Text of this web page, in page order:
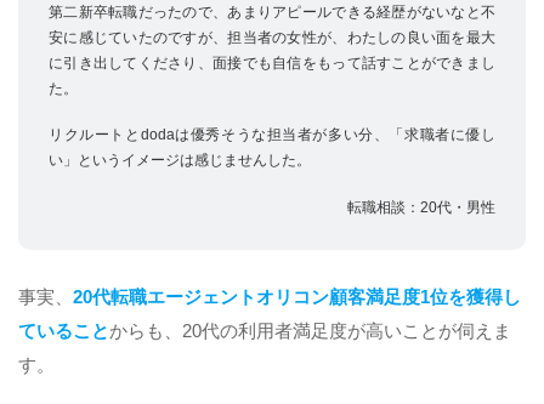
第二新卒転職だったので、あまりアピールできる経歴がないなと不
安に感じていたのですが、担当者の女性が、わたしの良い面を最大
に引き出してくださり、面接でも自信をもって話すことができまし
た。
リクルートとdodaは優秀そうな担当者が多い分、「求職者に優し
い」というイメージは感じませんした。
転職相談：20代・男性
事実、 20代転職エージェントオリコン顧客満足度1位を獲得し
ていることからも、20代の利用者満足度が高いことが伺えま
す。